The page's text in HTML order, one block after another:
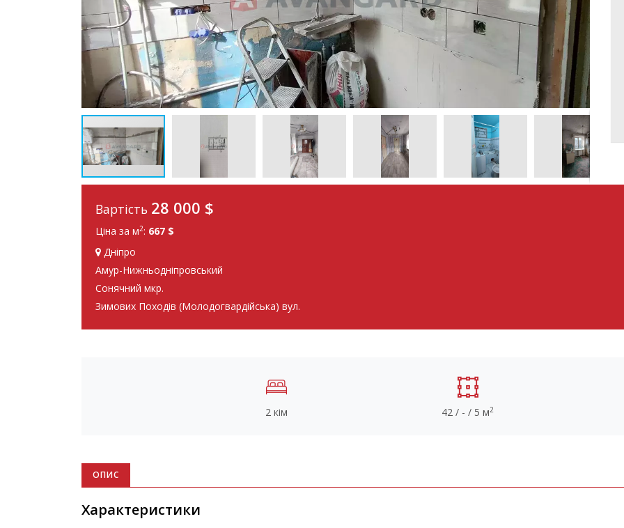
Вартість 28 000 $
Ціна за м2: 667 $
Дніпро
Амур-Нижньодніпровський
Сонячний мкр.
Зимових Походів (Молодогвардійська) вул.
2 кім 42 / - / 5 м2
ОПИС
Характеристики